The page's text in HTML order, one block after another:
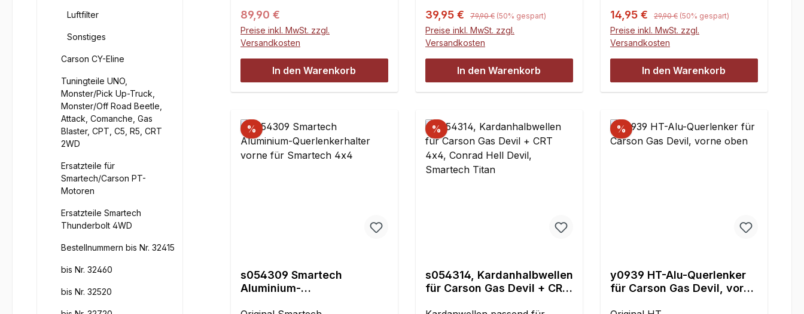
Luftfilter
Sonstiges
Carson CY-Eline
Tuningteile UNO,
Monster/Pick Up-Truck,
Monster/Off Road Beetle,
Attack, Comanche, Gas
Blaster, CPT, C5, R5, CRT
2WD
Ersatzteile für
Smartech/Carson PT-
Motoren
Ersatzteile Smartech
Thunderbolt 4WD
Bestellnummern bis Nr. 32415
bis Nr. 32460
bis Nr. 32520
Positionen.Die Lieferung erfolgt
wie abgebildet mit
aufgepressten Dichtlagern,
eingepressten Nadellagern,
Passcheiben, Schrauben und
Dichtringen.
Regulärer Preis:
89,90 €
Preise inkl. MwSt. zzgl.
Versandkosten
In den Warenkorb
Aluminium, 5 mm stark.
Verkaufspreis:
39,95 € Regulärer Preis:
79,90 € (50% gespart)
Preise inkl. MwSt. zzgl.
Versandkosten
In den Warenkorb
Serienteil.
Verkaufspreis:
14,95 € Regulärer Preis:
29,90 € (50% gespart)
Preise inkl. MwSt. zzgl.
Versandkosten
In den Warenkorb
%
s054309 Smartech
Aluminium-
%
s054314, Kardanhalbwellen
für Carson Gas Devil + CRT
%
y0939 HT-Alu-Querlenker
für Carson Gas Devil, vorne